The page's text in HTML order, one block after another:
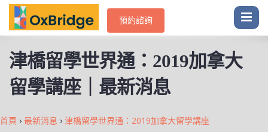
預約諮詢
津橋留學世界通：2019加拿大
留學講座｜最新消息
首頁 › 最新消息 › 津橋留學世界通：2019加拿大留學講座